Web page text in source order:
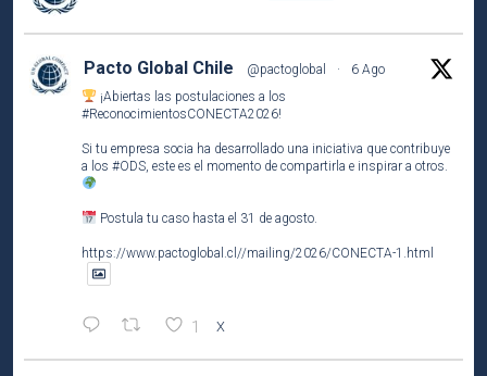
Pacto Global Chile @pactoglobal ·
6 Ago
¡Abiertas las postulaciones a los
#ReconocimientosCONECTA2026!
Si tu empresa socia ha desarrollado una iniciativa que contribuye
a los #ODS , este es el momento de compartirla e inspirar a otros.
Postula tu caso hasta el 31 de agosto.
https://www.pactoglobal.cl//mailing/2026/CONECTA-1.html
1 X